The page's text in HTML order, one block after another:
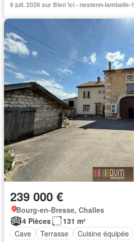
6 juil. 2026 sur Bien´ici - nestenn-lamballe-1
239 000 €
Bourg-en-Bresse, Challes
4 Pièces
131 m²
Cave
Terrasse Cuisine équipée